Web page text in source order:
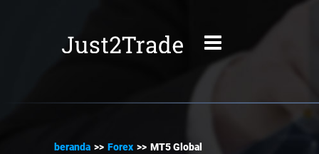
beranda >> Forex >> MT5 Global